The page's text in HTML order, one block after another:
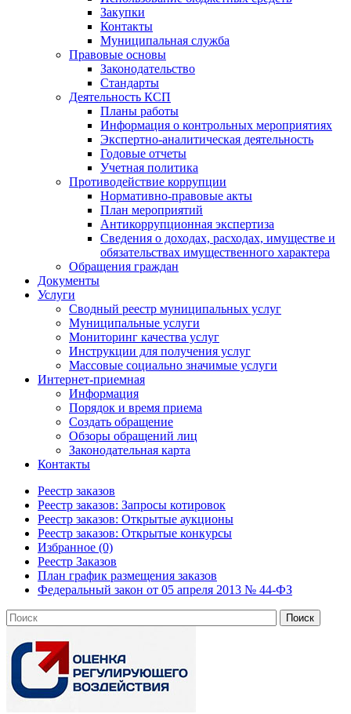
Закупки
Контакты
Муниципальная служба
Правовые основы
Законодательство
Стандарты
Деятельность КСП
Планы работы
Информация о контрольных мероприятиях
Экспертно-аналитическая деятельность
Годовые отчеты
Учетная политика
Противодействие коррупции
Нормативно-правовые акты
План мероприятий
Антикоррупционная экспертиза
Сведения о доходах, расходах, имуществе и
обязательствах имущественного характера
Обращения граждан
Документы
Услуги
Сводный реестр муниципальных услуг
Муниципальные услуги
Мониторинг качества услуг
Инструкции для получения услуг
Массовые социально значимые услуги
Интернет-приемная
Информация
Порядок и время приема
Создать обращение
Обзоры обращений лиц
Законодательная карта
Контакты
Реестр заказов
Реестр заказов: Запросы котировок
Реестр заказов: Открытые аукционы
Реестр заказов: Открытые конкурсы
Избранное (0)
Реестр Заказов
План график размещения заказов
Федеральный закон от 05 апреля 2013 № 44-ФЗ